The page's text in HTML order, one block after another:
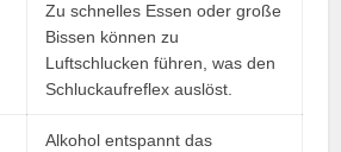
Zu schnelles Essen oder große
Bissen können zu
Luftschlucken führen, was den
Schluckaufreflex auslöst.
Alkohol entspannt das